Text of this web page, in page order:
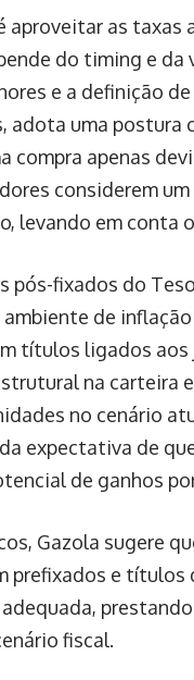
aproveitar as taxas
do timing e da
e a definição
adota uma postura
compra apenas
considerem
levando em conta
pós-fixados do
ambiente de
títulos ligados aos
na carteira
no cenário
expectativa de
de ganhos
Gazola sugere
prefixados e títulos
fiscal.